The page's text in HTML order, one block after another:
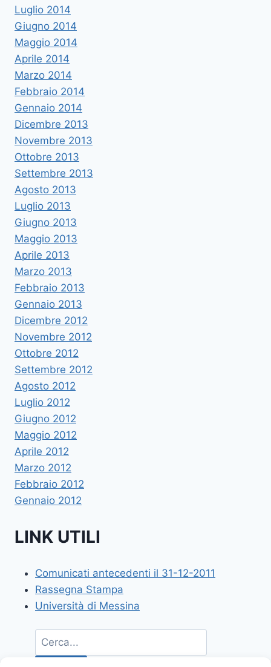
Luglio 2014
Giugno 2014
Maggio 2014
Aprile 2014
Marzo 2014
Febbraio 2014
Gennaio 2014
Dicembre 2013
Novembre 2013
Ottobre 2013
Settembre 2013
Agosto 2013
Luglio 2013
Giugno 2013
Maggio 2013
Aprile 2013
Marzo 2013
Febbraio 2013
Gennaio 2013
Dicembre 2012
Novembre 2012
Ottobre 2012
Settembre 2012
Agosto 2012
Luglio 2012
Giugno 2012
Maggio 2012
Aprile 2012
Marzo 2012
Febbraio 2012
Gennaio 2012
LINK UTILI
Comunicati antecedenti il 31-12-2011
Rassegna Stampa
Università di Messina